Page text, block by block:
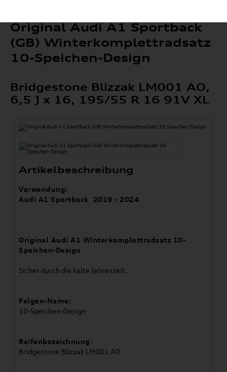
Original Audi A1 Sportback
(GB) Winterkomplettradsatz
10-Speichen-Design
Bridgestone Blizzak LM001 AO,
6,5 J x 16, 195/55 R 16 91V XL
Artikelbeschreibung
Verwendung:
Audi A1 Sportback 2019 - 2024
Original Audi A1 Winterkomplettradsatz 10-
Speichen-Design
Sicher durch die kalte Jahreszeit.
Felgen-Name:
10-Speichen-Design
Reifenbezeichnung:
Bridgestone Blizzak LM001 AO